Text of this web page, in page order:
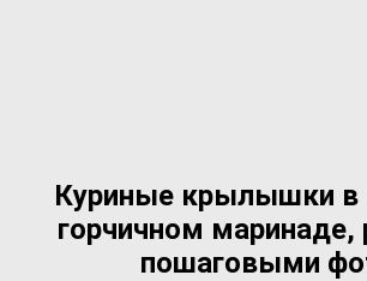
Куриные крылышки в
горчичном маринаде,
пошаговыми